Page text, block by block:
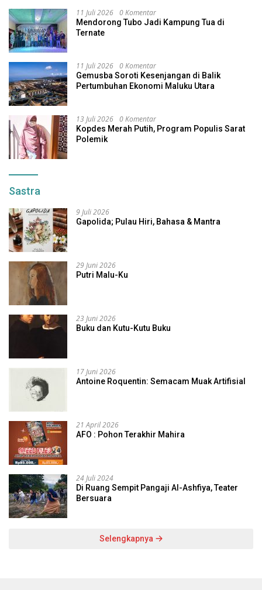
11 Juli 2026 0 Komentar
Mendorong Tubo Jadi Kampung Tua di
Ternate
11 Juli 2026 0 Komentar
Gemusba Soroti Kesenjangan di Balik
Pertumbuhan Ekonomi Maluku Utara
13 Juli 2026 0 Komentar
Kopdes Merah Putih, Program Populis Sarat
Polemik
Sastra
9 Juli 2026
Gapolida; Pulau Hiri, Bahasa & Mantra
29 Juni 2026
Putri Malu-Ku
23 Juni 2026
Buku dan Kutu-Kutu Buku
17 Juni 2026
Antoine Roquentin: Semacam Muak Artifisial
21 April 2026
AFO : Pohon Terakhir Mahira
24 Juli 2024
Di Ruang Sempit Pangaji Al-Ashfiya, Teater
Bersuara
Selengkapnya